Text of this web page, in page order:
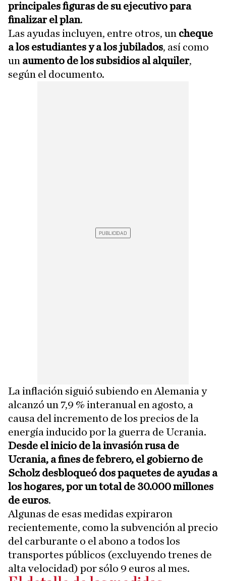
principales figuras de su ejecutivo para
finalizar el plan.
Las ayudas incluyen, entre otros, un cheque
a los estudiantes y a los jubilados, así como
un aumento de los subsidios al alquiler,
según el documento.
La inflación siguió subiendo en Alemania y
alcanzó un 7,9 % interanual en agosto, a
causa del incremento de los precios de la
energía inducido por la guerra de Ucrania.
Desde el inicio de la invasión rusa de
Ucrania, a fines de febrero, el gobierno de
Scholz desbloqueó dos paquetes de ayudas a
los hogares, por un total de 30.000 millones
de euros.
Algunas de esas medidas expiraron
recientemente, como la subvención al precio
del carburante o el abono a todos los
transportes públicos (excluyendo trenes de
alta velocidad) por sólo 9 euros al mes.